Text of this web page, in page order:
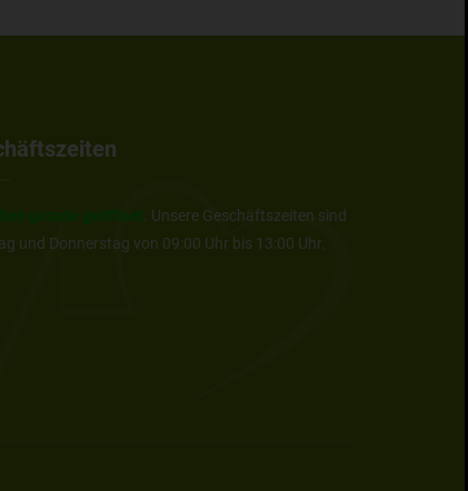
gerade geöffnet . Unsere Geschäftszeiten sind
und Donnerstag von 09:00 Uhr bis 13:00 Uhr.